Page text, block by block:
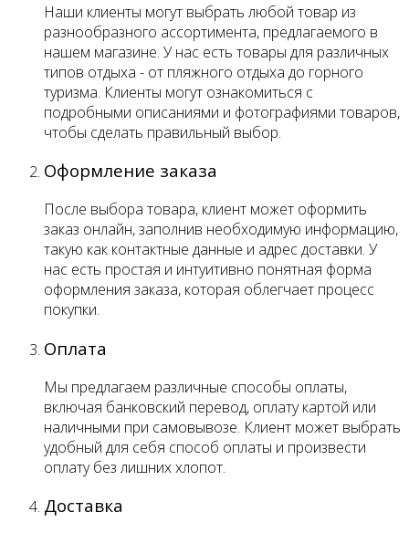
Наши клиенты могут выбрать любой товар из
разнообразного ассортимента, предлагаемого в
нашем магазине. У нас есть товары для различных
типов отдыха - от пляжного отдыха до горного
туризма. Клиенты могут ознакомиться с
подробными описаниями и фотографиями товаров,
чтобы сделать правильный выбор.
Оформление заказа
После выбора товара, клиент может оформить
заказ онлайн, заполнив необходимую информацию,
такую как контактные данные и адрес доставки. У
нас есть простая и интуитивно понятная форма
оформления заказа, которая облегчает процесс
покупки.
Оплата
Мы предлагаем различные способы оплаты,
включая банковский перевод, оплату картой или
наличными при самовывозе. Клиент может выбрать
удобный для себя способ оплаты и произвести
оплату без лишних хлопот.
Доставка